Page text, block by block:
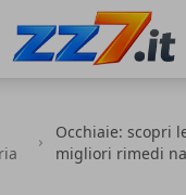
Occhiaie: scopri
migliori rimedi